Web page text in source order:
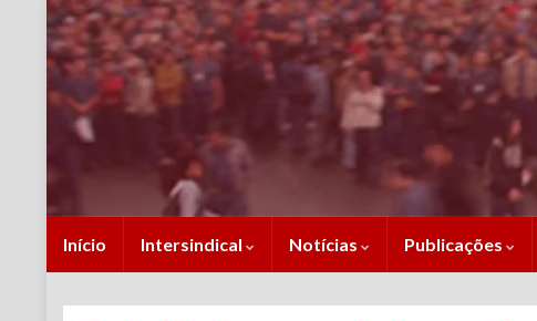
Início Intersindical Notícias Publicações